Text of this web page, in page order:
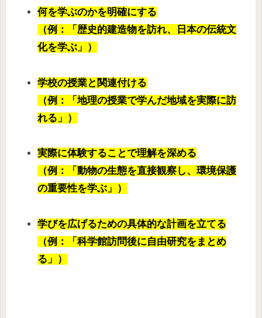
何を学ぶのかを明確にする
（例：「歴史的建造物を訪れ、日本の伝統文
化を学ぶ」）
学校の授業と関連付ける
（例：「地理の授業で学んだ地域を実際に訪
れる」）
実際に体験することで理解を深める
（例：「動物の生態を直接観察し、環境保護
の重要性を学ぶ」）
学びを広げるための具体的な計画を立てる
（例：「科学館訪問後に自由研究をまとめ
る」）